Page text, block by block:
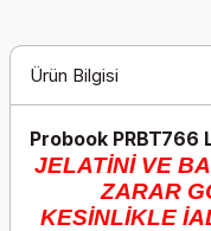
Ürün Bilgisi
Probook PRBT766
JELATİNİ VE
ZARAR
KESİNLİKLE